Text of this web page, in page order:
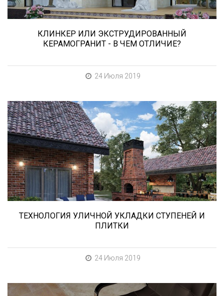
КЛИНКЕР ИЛИ ЭКСТРУДИРОВАННЫЙ
КЕРАМОГРАНИТ - В ЧЕМ ОТЛИЧИЕ?
24 Июля 2019
В этой статье мы расскажем о том, что
нужно учесть при выборе и укладке уличных
облицовочных материалов (ступени и плитка).
ТЕХНОЛОГИЯ УЛИЧНОЙ УКЛАДКИ СТУПЕНЕЙ И
ПЛИТКИ
24 Июля 2019